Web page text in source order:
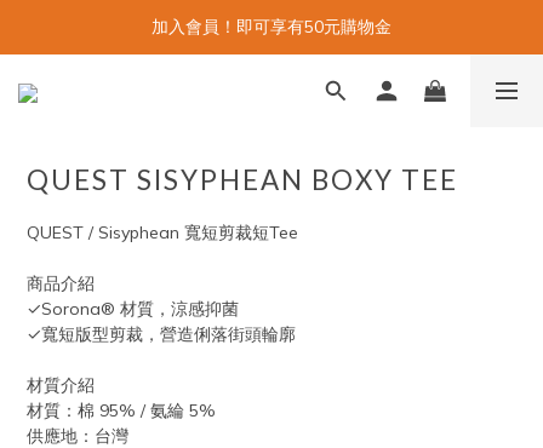
加入會員！即可享有50元購物金
QUEST SISYPHEAN BOXY TEE
QUEST / Sisyphean 寬短剪裁短Tee
商品介紹
✓Sorona® 材質，涼感抑菌
✓寬短版型剪裁，營造俐落街頭輪廓
材質介紹
材質：棉 95% / 氨綸 5%
供應地：台灣